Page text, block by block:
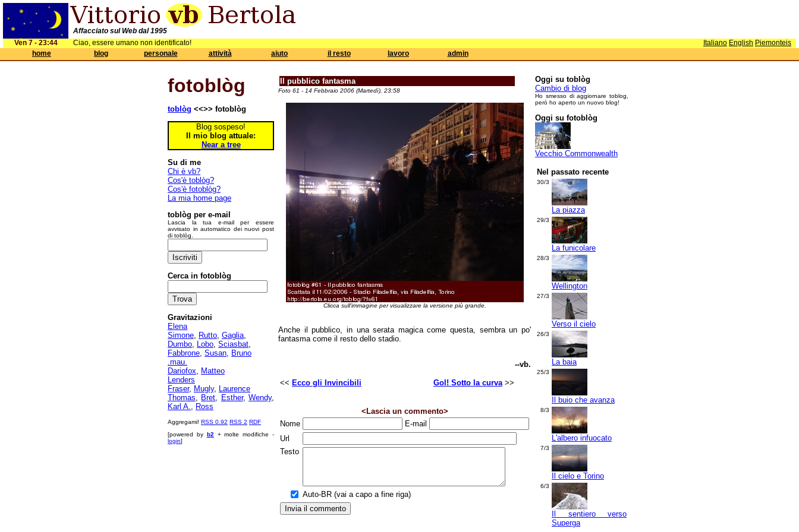
Affacciato sul Web dal 1995
Ven 7 - 23:44
Ciao, essere umano non identificato! Italiano English Piemonteis
home
blog personale attività aiuto il resto lavoro admin
fotoblòg
toblòg <<>> fotoblòg
Blog sospeso!
Il mio blog attuale:
Near a tree
Su di me
Chi è vb?
Cos'è toblòg?
Cos'è fotoblòg?
La mia home page
toblòg per e-mail
Lascia la tua e-mail per essere
avvisato in automatico dei nuovi post
di toblòg.
Cerca in fotoblòg
Gravitazioni
Elena
Simone, Rutto, Gaglia,
Dumbo, Lobo, Sciasbat,
Fabbrone, Susan, Bruno
.mau.
Dariofox, Matteo
Lenders
Fraser, Mugly, Laurence
Thomas, Bret, Esther,Wendy,
Karl A., Ross
Aggregami! RSS 0.92 RSS 2 RDF
[powered by b2 + molte modifiche -
login]
Il pubblico fantasma
Foto 61 - 14 Febbraio 2006 (Martedì), 23:58
Clicca sull'immagine per visualizzare la versione più grande.
Anche il pubblico, in una serata magica come questa, sembra un po'
fantasma come il resto dello stadio.
--vb.
<< Ecco gli Invincibili Gol! Sotto la curva>>
<Lascia un commento>
Nome
E-mail
Url
Testo
Auto-BR (vai a capo a fine riga)
Oggi su toblòg
Cambio di blog
Ho smesso di aggiornare toblog,
però ho aperto un nuovo blog!
Oggi su fotoblòg
Vecchio Commonwealth
Nel passato recente
30/3
La piazza
29/3
La funicolare
28/3
Wellington
27/3
Verso il cielo
26/3
La baia
25/3
Il buio che avanza
8/3
L'albero infuocato
7/3
Il cielo e Torino
6/3
Il sentiero verso
Superga